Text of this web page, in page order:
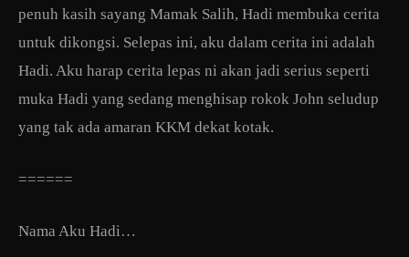
penuh kasih sayang Mamak Salih, Hadi membuka cerita
untuk dikongsi. Selepas ini, aku dalam cerita ini adalah
Hadi. Aku harap cerita lepas ni akan jadi serius seperti
muka Hadi yang sedang menghisap rokok John seludup
yang tak ada amaran KKM dekat kotak.
======
Nama Aku Hadi…